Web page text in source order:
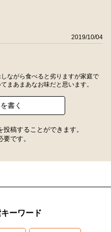
2019/10/04
ながら食べると劣りますが家庭で
まあまあなお味だと思います。
書く
稿することができます。
要です。
ーワード